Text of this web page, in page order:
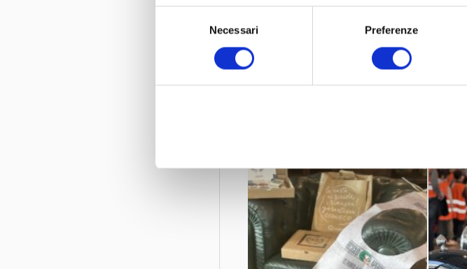
Necessari Preferenze
processo industriale di trasformazione
come materiale rinnovato. Un racconto
correttamente un foglio di carta – possa
Un’eredità che guarda al futuro- “La
Luciano Nicolis, fondatore di Lamacart e
,
anchepolo educativo attivo, in dialogo